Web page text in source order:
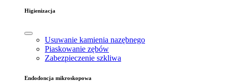
Higienizacja
Usuwanie kamienia nazębnego
Piaskowanie zębów
Zabezpieczenie szkliwa
Endodoncja mikroskopowa